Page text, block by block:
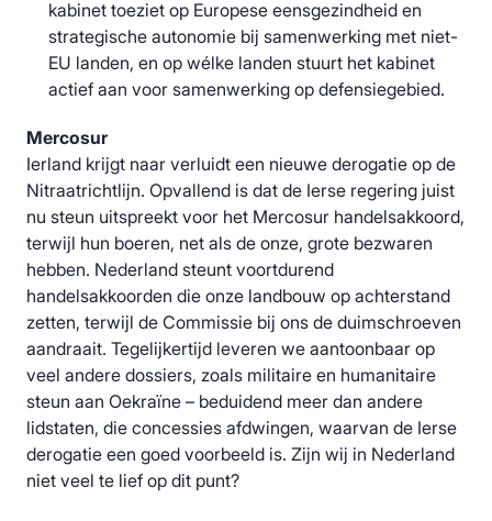
kabinet toeziet op Europese eensgezindheid en
strategische autonomie bij samenwerking met niet-
EU landen, en op wélke landen stuurt het kabinet
actief aan voor samenwerking op defensiegebied.
Mercosur
Ierland krijgt naar verluidt een nieuwe derogatie op de
Nitraatrichtlijn. Opvallend is dat de Ierse regering juist
nu steun uitspreekt voor het Mercosur handelsakkoord,
terwijl hun boeren, net als de onze, grote bezwaren
hebben. Nederland steunt voortdurend
handelsakkoorden die onze landbouw op achterstand
zetten, terwijl de Commissie bij ons de duimschroeven
aandraait. Tegelijkertijd leveren we aantoonbaar op
veel andere dossiers, zoals militaire en humanitaire
steun aan Oekraïne – beduidend meer dan andere
lidstaten, die concessies afdwingen, waarvan de Ierse
derogatie een goed voorbeeld is. Zijn wij in Nederland
niet veel te lief op dit punt?